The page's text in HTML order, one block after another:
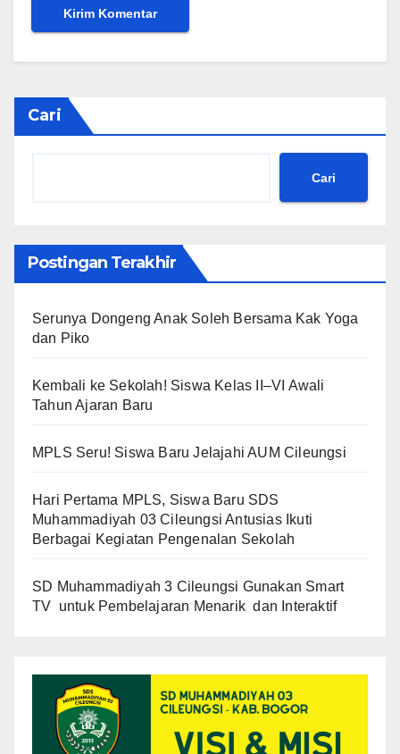
Cari
Cari
Postingan Terakhir
Serunya Dongeng Anak Soleh Bersama Kak Yoga
dan Piko
Kembali ke Sekolah! Siswa Kelas II–VI Awali
Tahun Ajaran Baru
MPLS Seru! Siswa Baru Jelajahi AUM Cileungsi
Hari Pertama MPLS, Siswa Baru SDS
Muhammadiyah 03 Cileungsi Antusias Ikuti
Berbagai Kegiatan Pengenalan Sekolah
SD Muhammadiyah 3 Cileungsi Gunakan Smart
TV untuk Pembelajaran Menarik dan Interaktif